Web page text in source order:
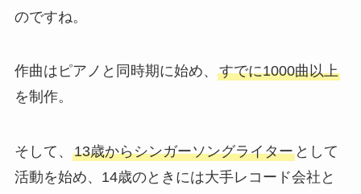
のですね。
作曲はピアノと同時期に始め、 すでに1000曲以上
を制作。
そして、 13歳からシンガーソングライターとして
活動を始め、14歳のときには大手レコード会社と